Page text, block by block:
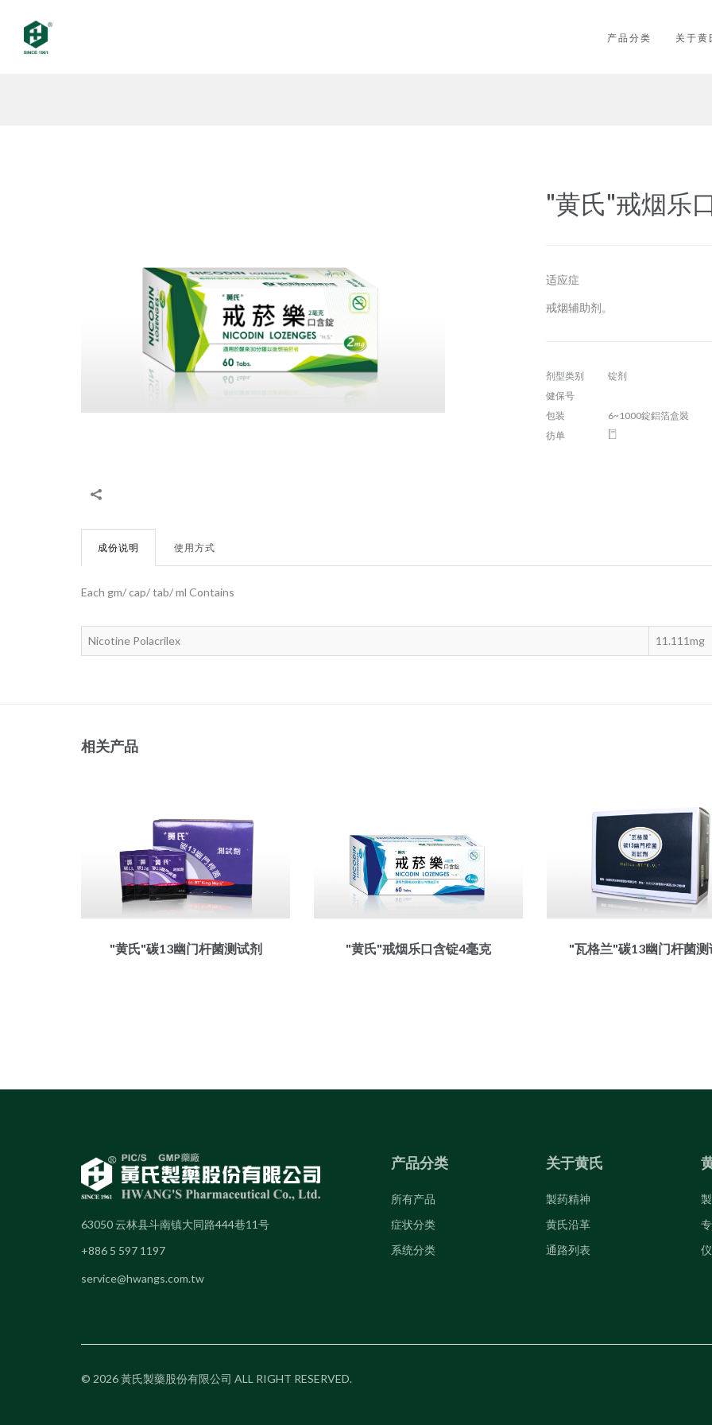
产品分类 关于黄
"黄氏"戒烟乐
适应症
戒烟辅助剂。
剂型类别
锭剂
健保号
包装
6~1000錠鋁箔盒裝
彷单
成份说明 使用方式
Each gm/ cap/ tab/ ml Contains
Nicotine Polacrilex 11.111mg
相关产品
"黄氏"碳13幽门杆菌测试剂 "黄氏"戒烟乐口含锭4毫克 "瓦格兰"碳13幽门杆菌测
63050 云林县斗南镇大同路444巷11号
+886 5 597 1197
service@hwangs.com.tw
产品分类
所有产品
症状分类
系统分类
关于黄氏
製药精神
黄氏沿革
通路列表
© 2026 黃氏製藥股份有限公司 ALL RIGHT RESERVED.